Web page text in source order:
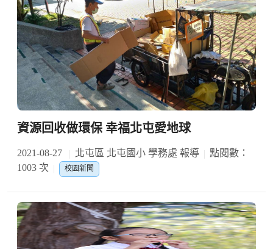
資源回收做環保 幸福北屯愛地球
2021-08-27 北屯區 北屯國小 學務處 報導
點閱數：
1003 次
校園新聞